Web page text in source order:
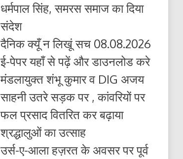
धर्मपाल सिंह, समरस समाज का दिया
संदेश
दैनिक क्यूँ न लिखूं सच 08.08.2026
ई-पेपर यहाँ से पढ़ें और डाउनलोड करे
मंडलायुक्त शंभू कुमार व DIG अजय
साहनी उतरे सड़क पर , कांवरियों पर
फल प्रसाद वितरित कर बढ़ाया
श्रद्धालुओं का उत्साह
उर्स-ए-आला हज़रत के अवसर पर पूर्व